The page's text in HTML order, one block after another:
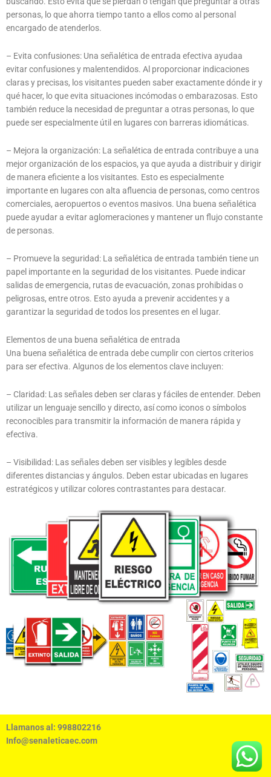
personas, lo que ahorra tiempo tanto a ellos como al personal
encargado de atenderlos.
– Evita confusiones: Una señalética de entrada efectiva ayudaa
evitar confusiones y malentendidos. Al proporcionar indicaciones
claras y precisas, los visitantes pueden saber exactamente dónde ir y
qué hacer, lo que evita situaciones incómodas o embarazosas. Esto
también reduce la necesidad de preguntar a otras personas, lo que
puede ser especialmente útil en lugares con barreras idiomáticas.
– Mejora la organización: La señalética de entrada contribuye a una
mejor organización de los espacios, ya que ayuda a distribuir y dirigir
de manera eficiente a los visitantes. Esto es especialmente
importante en lugares con alta afluencia de personas, como centros
comerciales, aeropuertos o eventos masivos. Una buena señalética
puede ayudar a evitar aglomeraciones y mantener un flujo constante
de personas.
– Promueve la seguridad: La señalética de entrada también tiene un
papel importante en la seguridad de los visitantes. Puede indicar
salidas de emergencia, rutas de evacuación, zonas prohibidas o
peligrosas, entre otros. Esto ayuda a prevenir accidentes y a
garantizar la seguridad de todos los presentes en el lugar.
Elementos de una buena señalética de entrada
Una buena señalética de entrada debe cumplir con ciertos criterios
para ser efectiva. Algunos de los elementos clave incluyen:
– Claridad: Las señales deben ser claras y fáciles de entender. Deben
utilizar un lenguaje sencillo y directo, así como iconos o símbolos
reconocibles para transmitir la información de manera rápida y
efectiva.
– Visibilidad: Las señales deben ser visibles y legibles desde
diferentes distancias y ángulos. Deben estar ubicadas en lugares
estratégicos y utilizar colores contrastantes para destacar.
Llamanos al: 998802216
Info@senaleticaec.com